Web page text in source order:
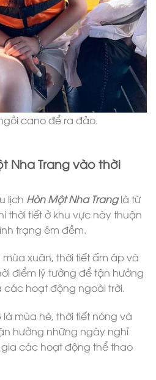
cano để ra đảo.
Nha Trang vào thời
lịch Hòn Một Nha Tranglà từ
thời tiết ở khu vực này thuận
trạng êm đềm.
xuân, thời tiết ấm áp và
điểm lý tưởng để tận hưởng
các hoạt động ngoài trời.
mùa hè, thời tiết nóng và
hưởng những ngày nghỉ
các hoạt động thể thao